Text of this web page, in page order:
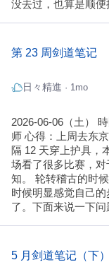
没去过，也算是顺便
第 23 周剑道笔记
日々精進 · 1mo
2026-06-06（土）
师 心得：上周去东
隔 12 天穿上护具，
场看了很多比赛，
知。 轮转稽古的时
时候明显感觉自己
了。下面来说一下问
5 月剑道笔记（下）